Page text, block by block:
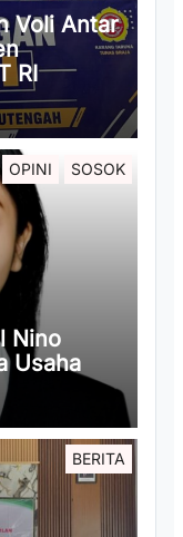
Voli Antar
RI
OPINI SOSOK
Nino
Usaha
BERITA